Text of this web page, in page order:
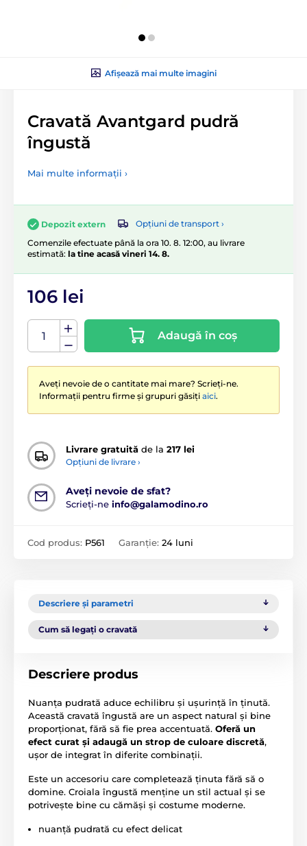
Afișează mai multe imagini
Cravată Avantgard pudră
îngustă
Mai multe informații ›
Depozit extern
Opțiuni de transport ›
Comenzile efectuate până la ora 10. 8. 12:00, au livrare
estimată: la tine acasă vineri 14. 8.
106 lei
Adaugă în coș
Aveți nevoie de o cantitate mai mare? Scrieți-ne.
Informații pentru firme și grupuri găsiți aici.
Livrare gratuită de la 217 lei
Opțiuni de livrare ›
Aveți nevoie de sfat?
Scrieți-ne info@galamodino.ro
Cod produs: P561 Garanție: 24 luni
Descriere și parametri
Cum să legați o cravată
Descriere produs
Nuanța pudrată aduce echilibru și ușurință în ținută.
Această cravată îngustă are un aspect natural și bine
proporționat, fără să fie prea accentuată. Oferă un
efect curat și adaugă un strop de culoare discretă,
ușor de integrat în diferite combinații.
Este un accesoriu care completează ținuta fără să o
domine. Croiala îngustă menține un stil actual și se
potrivește bine cu cămăși și costume moderne.
nuanță pudrată cu efect delicat